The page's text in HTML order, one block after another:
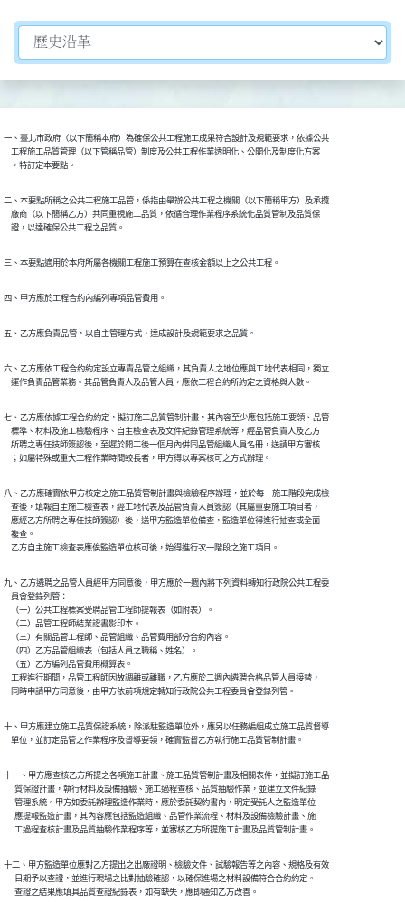
切換選擇法規資訊內容
一、臺北市政府（以下簡稱本府）為確保公共工程施工成果符合設計及規範要求，依據公共
    工程施工品質管理（以下管稱品管）制度及公共工程作業透明化、公開化及制度化方案
    ，特訂定本要點。
二、本要點所稱之公共工程施工品管，係指由舉辦公共工程之機關（以下簡稱甲方）及承攬
    廠商（以下簡稱乙方）共同重視施工品質，依循合理作業程序系統化品質管制及品質保
    證，以達確保公共工程之品質。
三、本要點適用於本府所屬各機關工程施工預算在查核金額以上之公共工程。
四、甲方應於工程合約內編列專項品管費用。
五、乙方應負責品管，以自主管理方式，達成設計及規範要求之品質。
六、乙方應依工程合約約定設立專責品管之組織，其負責人之地位應與工地代表相同，獨立
    運作負責品管業務。其品管負責人及品管人員，應依工程合約所約定之資格與人數。
七、乙方應依據工程合約約定，擬訂施工品質管制計畫，其內容至少應包括施工要領、品管
    標準、材料及施工檢驗程序、自主檢查表及文件紀錄管理系統等，經品管負責人及乙方
    所聘之專任技師簽認後，至遲於開工後一個月內併同品管組織人員名冊，送請甲方審核
    ；如屬特殊或重大工程作業時間較長者，甲方得以專案核可之方式辦理。
八、乙方應確實依甲方核定之施工品質管制計畫與檢驗程序辦理，並於每一施工階段完成檢
    查後，填報自主施工檢查表，經工地代表及品管負責人員簽認（其屬重要施工項目者，
    應經乙方所聘之專任技師簽認）後，送甲方監造單位備查，監造單位得進行抽查或全面
    複查。
    乙方自主施工檢查表應俟監造單位核可後，始得進行次一階段之施工項目。
九、乙方遴聘之品管人員經甲方同意後，甲方應於一週內將下列資料轉知行政院公共工程委
    員會登錄列管：
    （一）公共工程標案受聘品管工程師提報表（如附表）。
    （二）品管工程師結業證書影印本。
    （三）有關品管工程師、品管組織、品管費用部分合約內容。
    （四）乙方品管組織表（包括人員之職稱、姓名）。
    （五）乙方編列品管費用概算表。
    工程進行期間，品管工程師因故調離或離職，乙方應於二週內遴聘合格品管人員接替，
    同時申請甲方同意後，由甲方依前項規定轉知行政院公共工程委員會登錄列管。
十、甲方應建立施工品質保證系統，除派駐監造單位外，應另以任務編組成立施工品質督導
    單位，並訂定品管之作業程序及督導要領，確實監督乙方執行施工品質管制計畫。
十一、甲方應查核乙方所提之各項施工計畫、施工品質管制計畫及相關表件，並擬訂施工品
      質保證計畫，執行材料及設備抽驗、施工過程查核、品質抽驗作業，並建立文件紀錄
      管理系統。甲方如委託辦理監造作業時，應於委託契約書內，明定受託人之監造單位
      應提報監造計畫，其內容應包括監造組織、品管作業流程、材料及設備檢驗計畫、施
      工過程查核計畫及品質抽驗作業程序等，並審核乙方所提施工計畫及品質管制計畫。
十二、甲方監造單位應對乙方提出之出廠證明、檢驗文件、試驗報告等之內容、規格及有效
      日期予以查證，並進行現場之比對抽驗確認，以確保進場之材料設備符合合約約定。
      查證之結果應填具品質查證紀錄表，如有缺失，應即通知乙方改善。